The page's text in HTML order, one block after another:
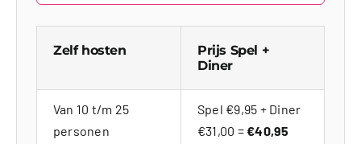
Zelf hosten
Prijs Spel +
Diner
Van 10 t/m 25
personen
Spel €9,95 + Diner
€31,00 =€40,95